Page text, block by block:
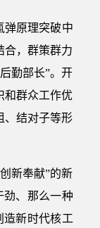
弹原理突破中
合，群策群力
勤部长”。开
和群众工作优
、结对子等形
新奉献”的新
劲、那么一种
造新时代核工